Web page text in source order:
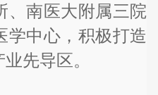
、南医大附属三院
学中心，积极打造
先导区。